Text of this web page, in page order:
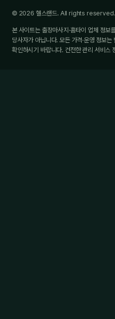
© 2026 헬스랜드. All rights
본 사이트는 출장마사지·홈타이 업체 정보
당사자가 아닙니다. 모든 가격·운영 정보
확인하시기 바랍니다. 건전한 관리 서비스